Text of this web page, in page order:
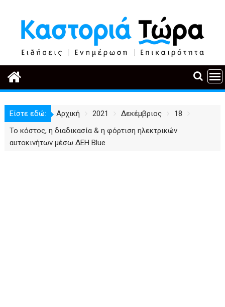
περιεχόμενο
Είστε εδώ: Αρχική 2021 Δεκέμβριος
18
Το κόστος, η διαδικασία & η φόρτιση ηλεκτρικών
αυτοκινήτων μέσω ΔΕΗ Blue